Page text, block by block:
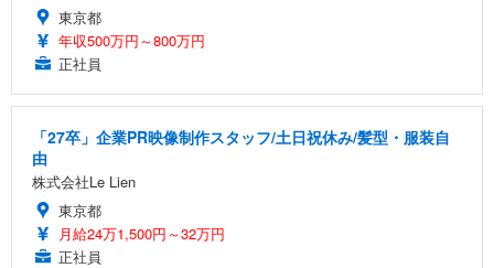
東京都
年収500万円～800万円
正社員
「27卒」企業PR映像制作スタッフ/土日祝休み/髪型・服装自
由
株式会社Le Lien
東京都
月給24万1,500円～32万円
正社員